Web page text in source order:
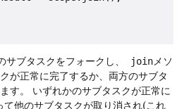
ブタスクをフォークし、 join メソ
が正常に完了するか、両方のサブタ
す。
いずれかのサブタスクが正常に
て他のサブタスクが取り消され(これ